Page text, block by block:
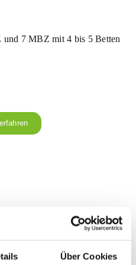
Über Cookies
7 MBZ mit 4 bis 5 Betten